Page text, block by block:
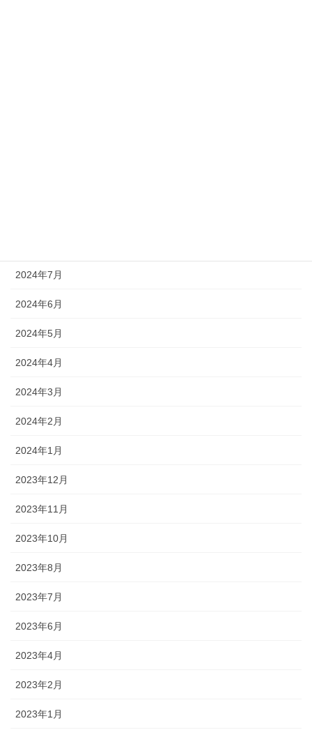
2024年7月
2024年6月
2024年5月
2024年4月
2024年3月
2024年2月
2024年1月
2023年12月
2023年11月
2023年10月
2023年8月
2023年7月
2023年6月
2023年4月
2023年2月
2023年1月